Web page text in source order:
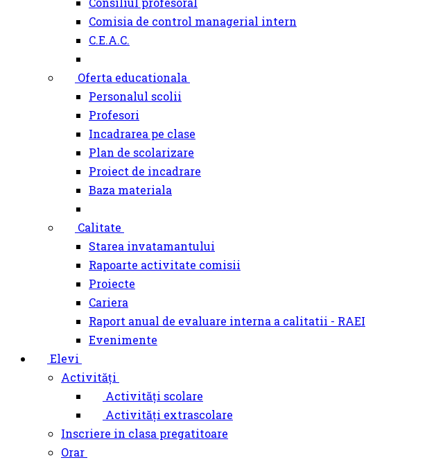
Comisia de control managerial intern
C.E.A.C.
Oferta educationala
Personalul scolii
Profesori
Incadrarea pe clase
Plan de scolarizare
Proiect de incadrare
Baza materiala
Calitate
Starea invatamantului
Rapoarte activitate comisii
Proiecte
Cariera
Raport anual de evaluare interna a calitatii - RAEI
Evenimente
Elevi
Activități
Activități scolare
Activități extrascolare
Inscriere in clasa pregatitoare
Orar